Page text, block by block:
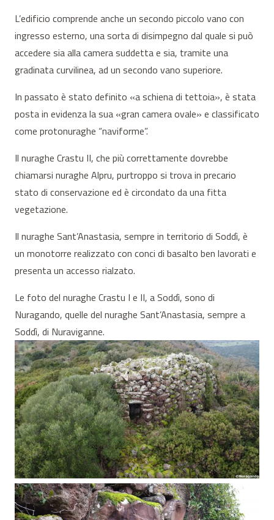
L’edificio comprende anche un secondo piccolo vano con
ingresso esterno, una sorta di disimpegno dal quale si può
accedere sia alla camera suddetta e sia, tramite una
gradinata curvilinea, ad un secondo vano superiore.
In passato è stato definito «a schiena di tettoia», è stata
posta in evidenza la sua «gran camera ovale» e classificato
come protonuraghe “naviforme”.
Il nuraghe Crastu II, che più correttamente dovrebbe
chiamarsi nuraghe Alpru, purtroppo si trova in precario
stato di conservazione ed è circondato da una fitta
vegetazione.
Il nuraghe Sant’Anastasia, sempre in territorio di Soddì, è
un monotorre realizzato con conci di basalto ben lavorati e
presenta un accesso rialzato.
Le foto del nuraghe Crastu I e II, a Soddì, sono di
Nuragando, quelle del nuraghe Sant’Anastasia, sempre a
Soddì, di Nuraviganne.